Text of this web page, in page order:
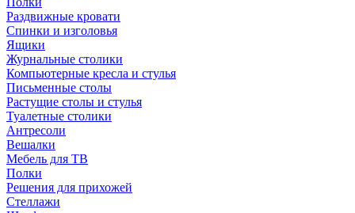
Раздвижные кровати
Спинки и изголовья
Ящики
Журнальные столики
Компьютерные кресла и стулья
Письменные столы
Растущие столы и стулья
Туалетные столики
Антресоли
Вешалки
Мебель для ТВ
Полки
Решения для прихожей
Стеллажи